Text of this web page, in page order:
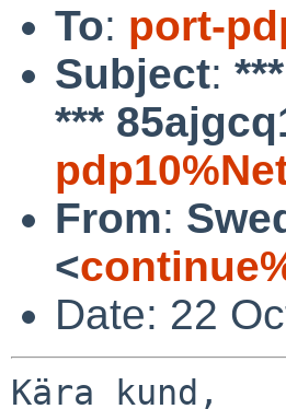
To: port-
Subject:
***
From:
<
Date: 22
Kära kund,